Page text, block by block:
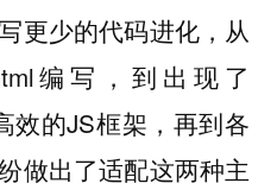
更少的代码进化，从
编写，到出现了
效的JS框架，再到各
做出了适配这两种主